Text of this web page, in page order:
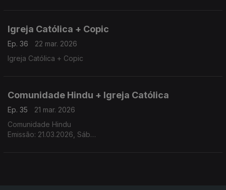
Igreja Católica + Copic
Ep. 36
22 mar. 2026
Igreja Católica + Copic
Comunidade Hindu + Igreja Católica
Ep. 35
21 mar. 2026
Comunidade Hindu
Emissão: 21.03.2026, Sáb